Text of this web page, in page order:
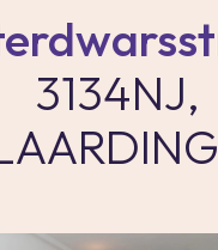
home
thuisaanbod
over ons
contact
3134NJ,